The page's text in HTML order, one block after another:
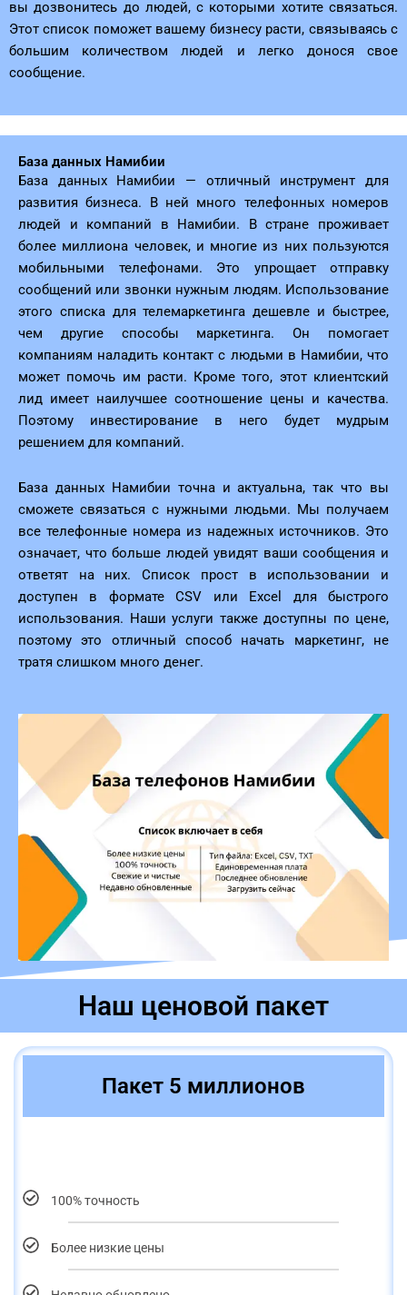
вы дозвонитесь до людей, с которыми хотите связаться.
Этот список поможет вашему бизнесу расти, связываясь с
большим количеством людей и легко донося свое
сообщение.
База данных Намибии
База данных Намибии — отличный инструмент для
развития бизнеса. В ней много телефонных номеров
людей и компаний в Намибии. В стране проживает
более миллиона человек, и многие из них пользуются
мобильными телефонами. Это упрощает отправку
сообщений или звонки нужным людям. Использование
этого списка для телемаркетинга дешевле и быстрее,
чем другие способы маркетинга. Он помогает
компаниям наладить контакт с людьми в Намибии, что
может помочь им расти. Кроме того, этот клиентский
лид имеет наилучшее соотношение цены и качества.
Поэтому инвестирование в него будет мудрым
решением для компаний.
База данных Намибии точна и актуальна, так что вы
сможете связаться с нужными людьми. Мы получаем
все телефонные номера из надежных источников. Это
означает, что больше людей увидят ваши сообщения и
ответят на них. Список прост в использовании и
доступен в формате CSV или Excel для быстрого
использования. Наши услуги также доступны по цене,
поэтому это отличный способ начать маркетинг, не
тратя слишком много денег.
Наш ценовой пакет
Пакет 5 миллионов
100% точность
Более низкие цены